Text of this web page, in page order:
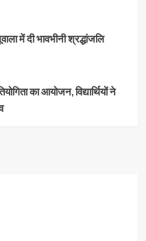
में दी भावभीनी श्रद्धांजलि
का आयोजन, विद्यार्थियों ने